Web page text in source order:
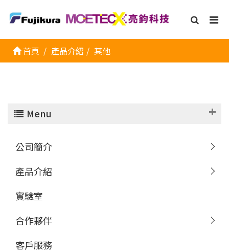
首頁 產品介紹 其他
Menu
公司簡介
產品介紹
實驗室
合作夥伴
客戶服務